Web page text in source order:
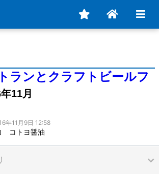
ランとクラフトビールフ
11月
年11月9日 12:58
コトヨ醤油